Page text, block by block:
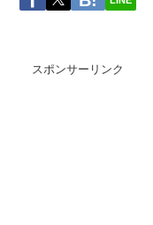
スポンサーリンク